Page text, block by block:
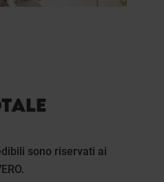
sono riservati ai